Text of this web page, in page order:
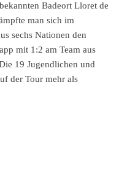
Badeort Lloret de
man sich im
sechs Nationen den
mit 1:2 am Team aus
19 Jugendlichen und
der Tour mehr als